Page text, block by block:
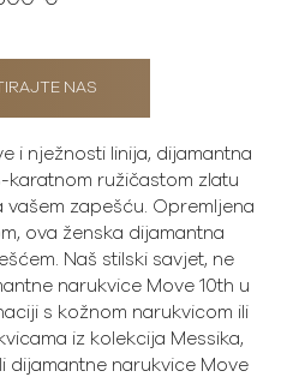
NAS
i nježnosti linija, dijamantna
karatnom ružičastom zlatu
zapešću. Opremljena
ova ženska dijamantna
Naš stilski savjet, ne
narukvice Move 10th u
s kožnom narukvicom ili
iz kolekcija Messika,
dijamantne narukvice Move